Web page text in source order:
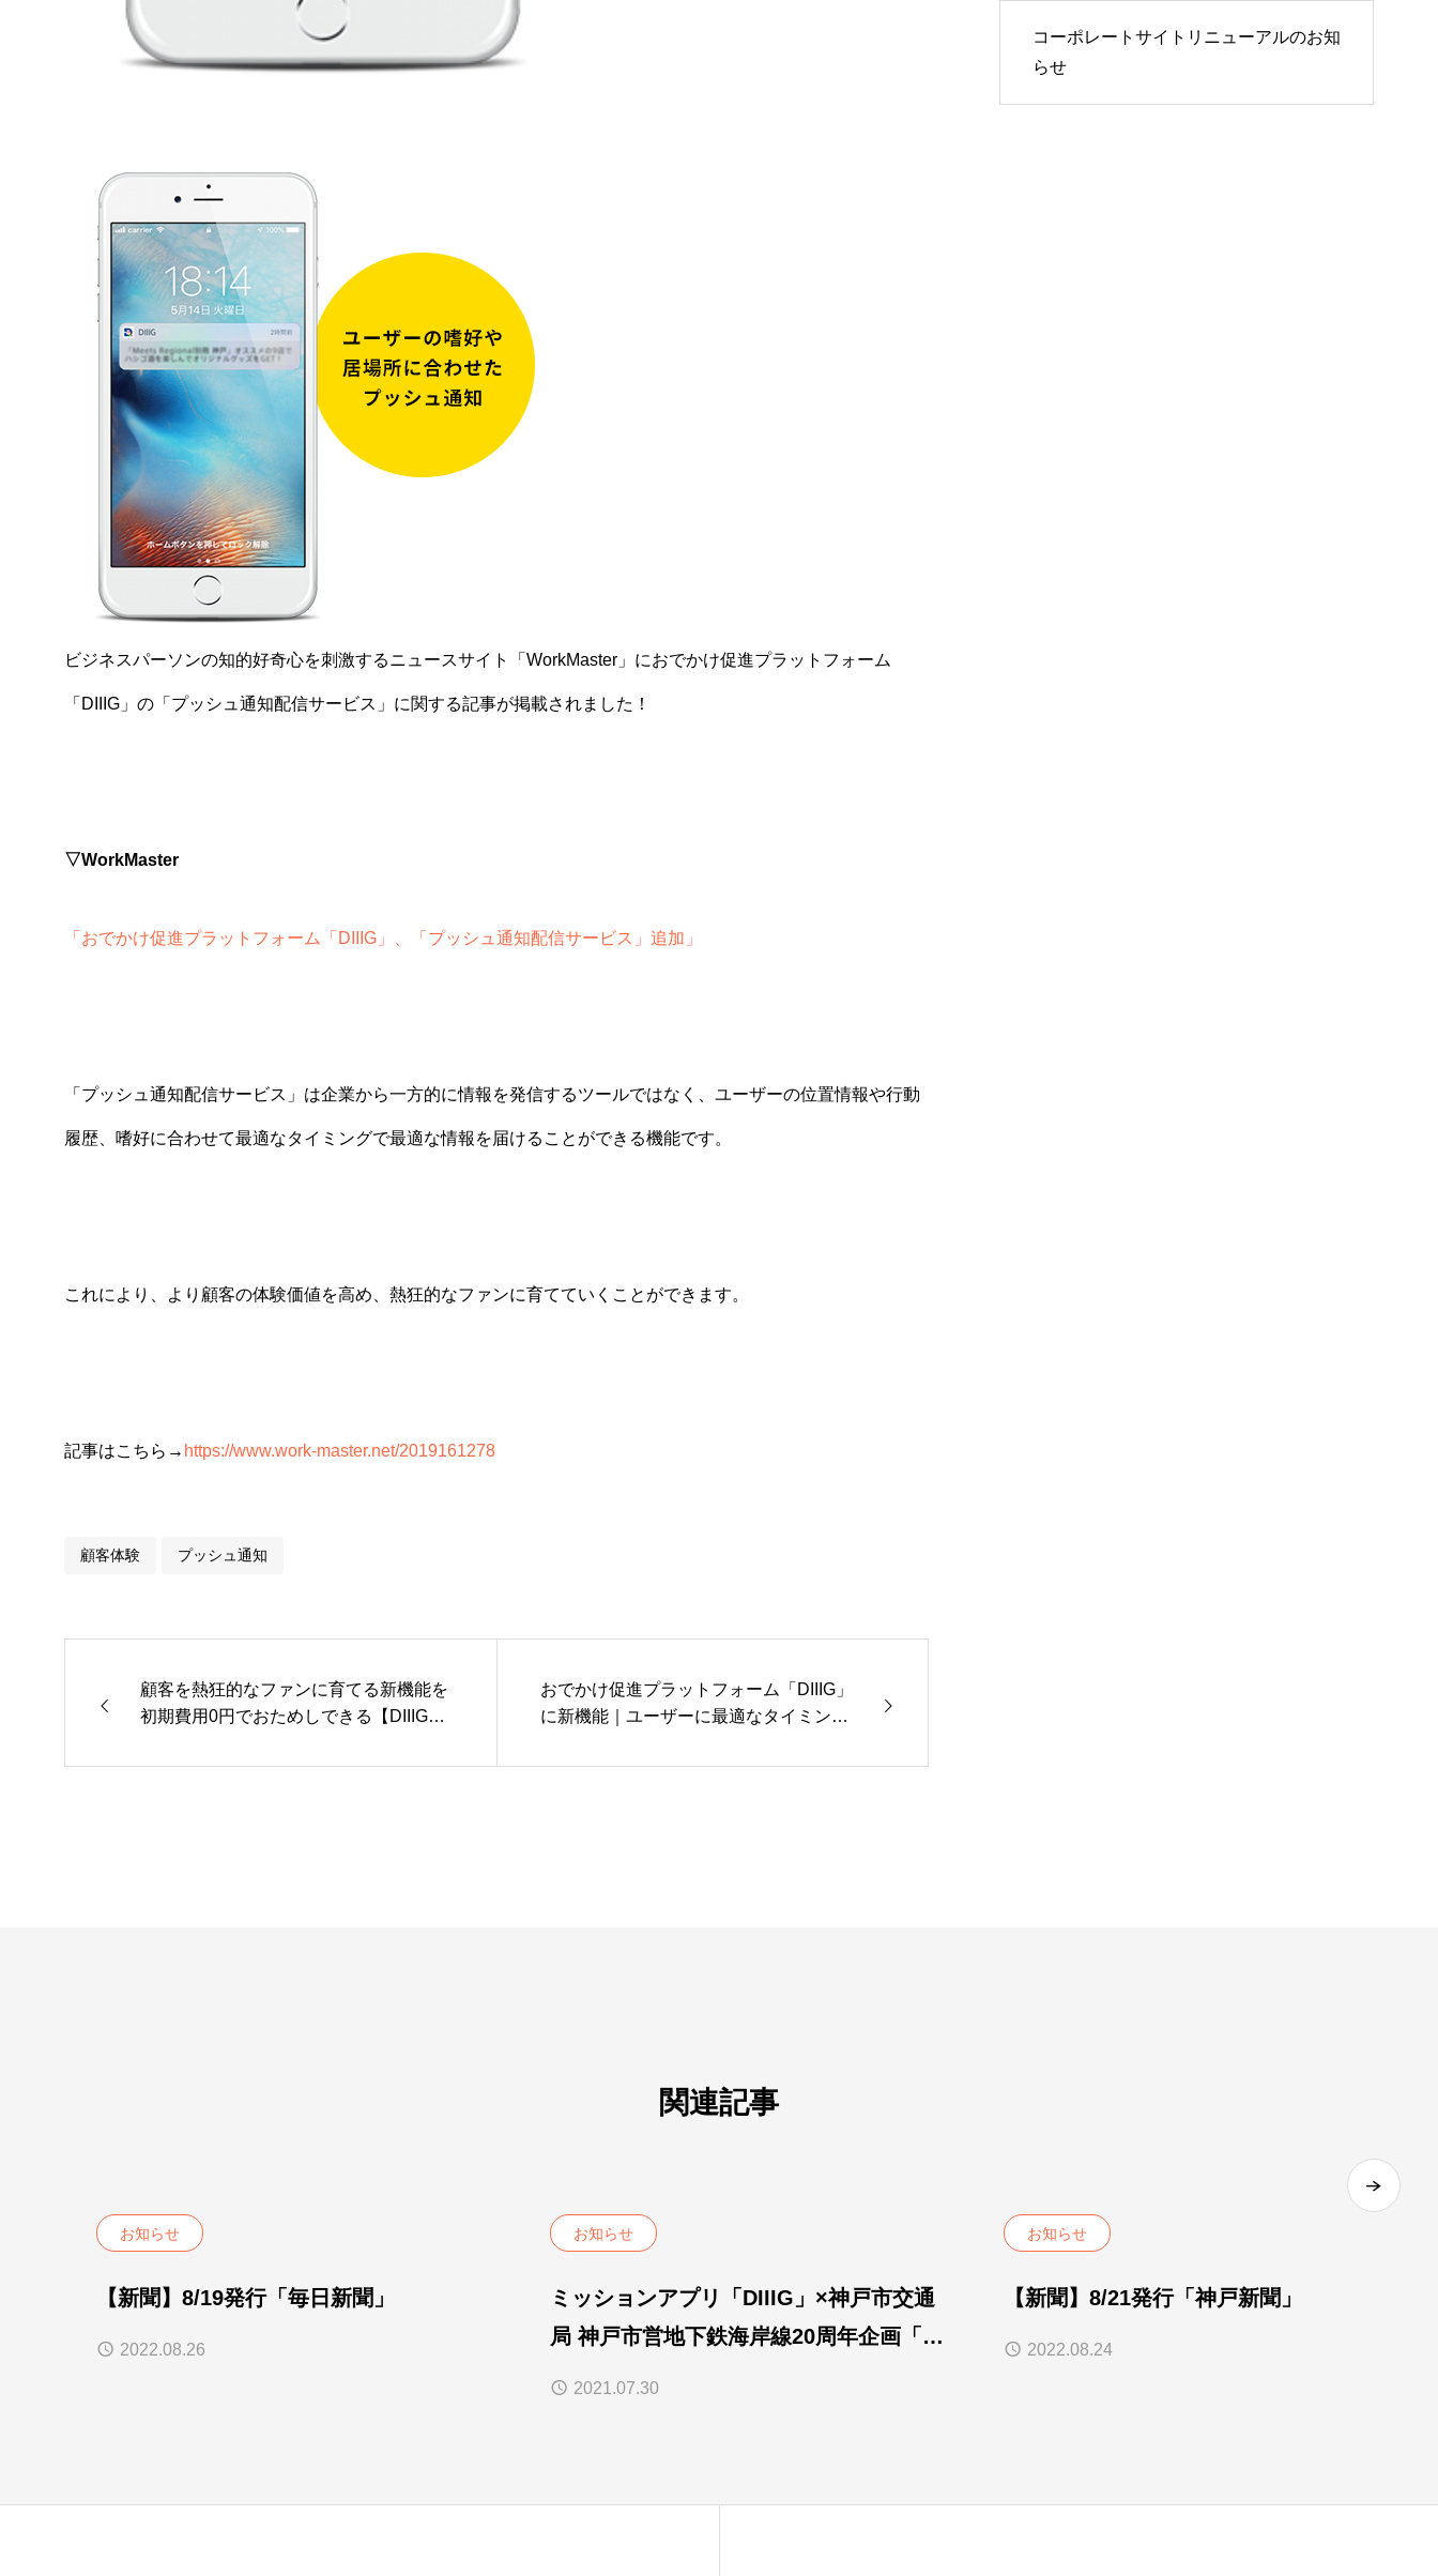
ビジネスパーソンの知的好奇心を刺激するニュースサイト「WorkMaster」におでかけ促進プラットフォーム
「DIIIG」の「プッシュ通知配信サービス」に関する記事が掲載されました！
▽WorkMaster
「 おでかけ促進プラットフォーム「DIIIG」、「プッシュ通知配信サービス」追加」
「プッシュ通知配信サービス」は企業から一方的に情報を発信するツールではなく、ユーザーの位置情報や行動
履歴、嗜好に合わせて最適なタイミングで最適な情報を届けることができる機能です。
これにより、より顧客の体験価値を高め、熱狂的なファンに育てていくことができます。
記事はこちら→ https://www.work-master.net/2019161278
顧客体験 プッシュ通知
顧客を熱狂的なファンに育てる新機能を
初期費用0円でおためしできる【DIIIG
した
おでかけ促進プラットフォーム「DIIIG」
に新機能｜ユーザーに最適なタイミン
「プッシュ通知配信サービス」
コーポレートサイトリニューアルのお知
らせ
関連記事
お知らせ
【新聞】8/19発行「毎日新聞」
2022.08.26
お知らせ
ミッションアプリ「DIIIG」×神戸市交通
局 神戸市営地下鉄海岸線20周年企画「ワ
タナベフラワー 海岸線クイズラリー」開
2021.07.30
お知らせ
【新聞】8/21発行「神戸新聞」
2022.08.24